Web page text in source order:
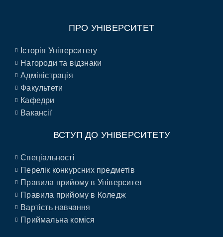
ПРО УНІВЕРСИТЕТ
Історія Університету
Нагороди та відзнаки
Адміністрація
Факультети
Кафедри
Вакансії
ВСТУП ДО УНІВЕРСИТЕТУ
Спеціальності
Перелік конкурсних предметів
Правила прийому в Університет
Правила прийому в Коледж
Вартість навчання
Приймальна коміся